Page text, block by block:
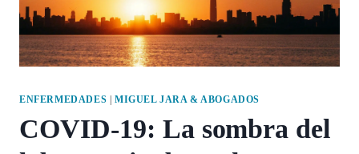
ENFERMEDADES MIGUEL JARA & ABOGADOS
COVID-19: La sombra del